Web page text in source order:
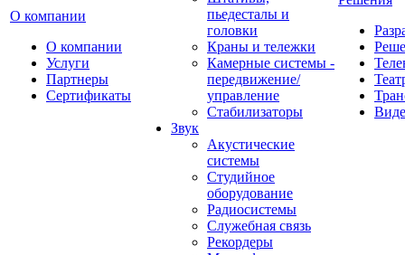
О компании
О компании
Услуги
Партнеры
Сертификаты
пьедесталы и
головки
Краны и тележки
Камерные системы -
передвижение/
управление
Стабилизаторы
Звук
Акустические
системы
Студийное
оборудование
Радиосистемы
Служебная связь
Рекордеры